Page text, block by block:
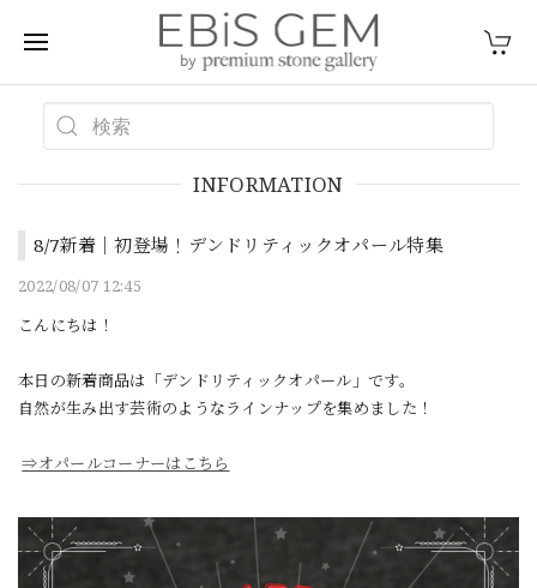
INFORMATION
8/7新着｜初登場！デンドリティックオパール特集
2022/08/07 12:45
こんにちは！
本日の新着商品は「デンドリティックオパール」です。
自然が生み出す芸術のようなラインナップを集めました！
⇒オパールコーナーはこちら